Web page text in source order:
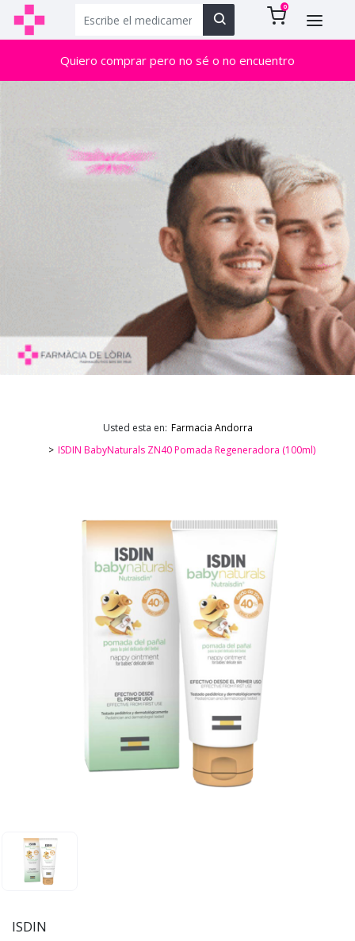
0
Quiero comprar pero no sé o no encuentro
Usted esta en: Farmacia Andorra
ISDIN BabyNaturals ZN40 Pomada Regeneradora (100ml)
ISDIN